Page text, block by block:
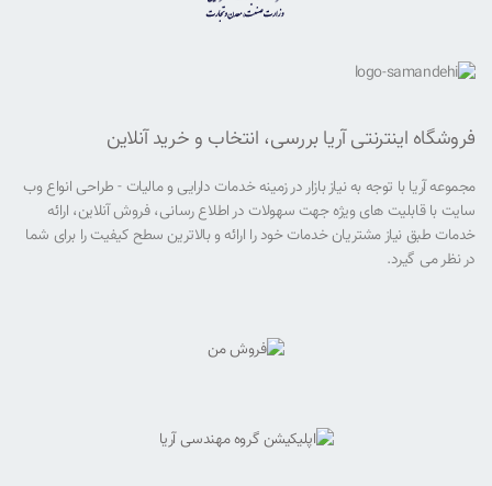
فروشگاه اینترنتی آریا بررسی، انتخاب و خرید آنلاین
مجموعه آریا با توجه به نیاز بازار در زمینه خدمات دارایی و مالیات - طراحی انواع وب
سایت با قابلیت های ویژه جهت سهولات در اطلاع رسانی، فروش آنلاین، ارائه
خدمات طبق نیاز مشتریان خدمات خود را ارائه و بالاترین سطح کیفیت را برای شما
در نظر می گیرد.